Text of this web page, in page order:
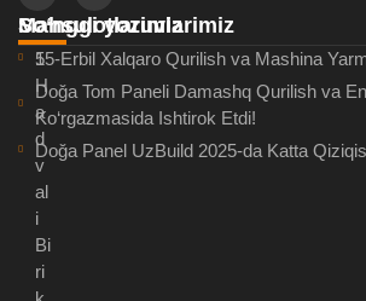
So‘nggi yozuvlarimiz
15-Erbil Xalqaro Qurilish va Mashina
Doğa Tom Paneli Damashq Qurilish va
Ko‘rgazmasida Ishtirok Etdi!
Doğa Panel UzBuild 2025-da Katta
Mahsulotlarimiz
5
H
a
d
v
al
i
Bi
ri